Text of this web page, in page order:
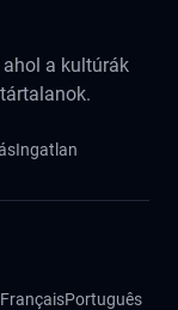
ahol a kultúrák
Ingatlan
FrançaisPortuguês